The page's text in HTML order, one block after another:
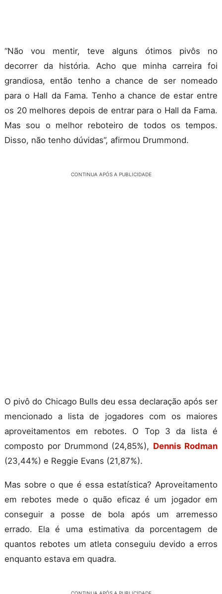
“Não vou mentir, teve alguns ótimos pivôs no
decorrer da história. Acho que minha carreira foi
grandiosa, então tenho a chance de ser nomeado
para o Hall da Fama. Tenho a chance de estar entre
os 20 melhores depois de entrar para o Hall da Fama.
Mas sou o melhor reboteiro de todos os tempos.
Disso, não tenho dúvidas”, afirmou Drummond.
CONTINUA APÓS A PUBLICIDADE
O pivô do Chicago Bulls deu essa declaração após ser
mencionado a lista de jogadores com os maiores
aproveitamentos em rebotes. O Top 3 da lista é
composto por Drummond (24,85%), Dennis Rodman
(23,44%) e Reggie Evans (21,87%).
Mas sobre o que é essa estatística? Aproveitamento
em rebotes mede o quão eficaz é um jogador em
conseguir a posse de bola após um arremesso
errado. Ela é uma estimativa da porcentagem de
quantos rebotes um atleta conseguiu devido a erros
enquanto estava em quadra.